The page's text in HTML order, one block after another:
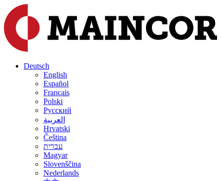
Deutsch
English
Español
Français
Polski
Русский
العربية
Hrvatski
Čeština
עברית
Magyar
Slovenščina
Nederlands